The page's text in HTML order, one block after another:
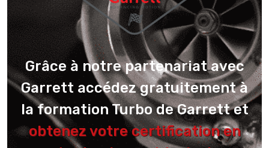
Grâce à notre partenariat avec
Garrett accédez gratuitement à
la formation Turbo de Garrett et
obtenez votre certification en